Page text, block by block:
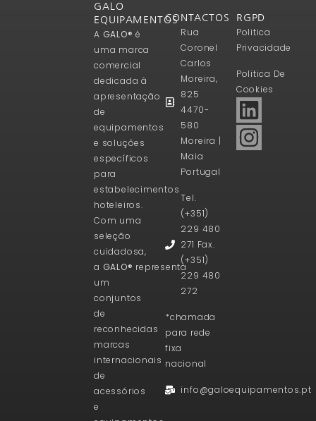
GALO
EQUIPAMENTOS
A GALO® é
uma marca
comercial
dedicada à
apresentação
de
equipamentos
e soluções
específicos
para
estabelecimentos
hoteleiros.
Com uma
seleção
cuidadosa,
a GALO® representa
um
conjuntos
de
reconhecidas
marcas
internacionais
de
acessórios
e
CONTACTOS
Rua
Coronel
Carlos
Moreira,
825
4470-
580
Moreira |
Maia
Portugal
Tel.
(+351)
229 480
271 Fax.
(+351)
229 480
272
*chamada
para rede
fixa
nacional
info@galoequipamentos.pt
RGPD
Politica
Privacidade
Politica De
Cookies